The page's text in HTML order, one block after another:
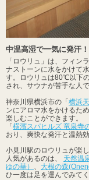
中温高湿で一気に発汗
「ロウリュ」は、フィン
ナストーンに水をかけて
す。ロウリュは80℃以下
され、サウナが苦手な人
神奈川県横浜市の「 横浜
ンにアロマ水をかけるた
楽しむことができます。
「 横濱スパヒルズ 竜泉寺
おり、爽快な発汗と温熱
小見川駅のロウリュが楽
人気があるのは、 天然温
ゆの華） 、 大根の森
ひ一度は足を運んでみてく